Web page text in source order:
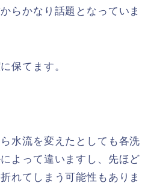
らかなり話題となっていま
保てます。
水流を変えたとしても各洗
よって違いますし、先ほど
れてしまう可能性もありま